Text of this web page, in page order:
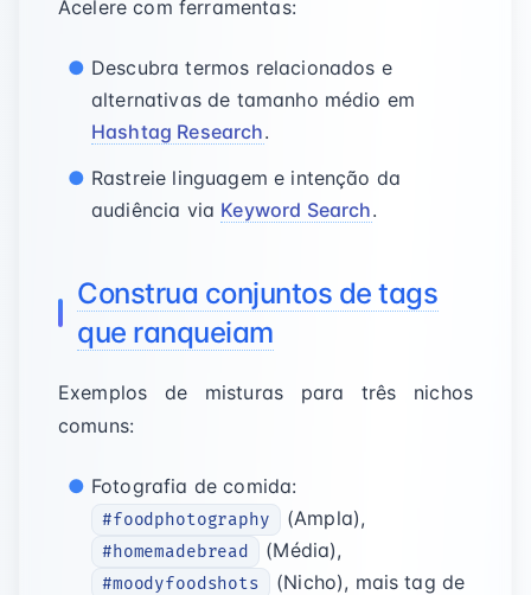
Acelere com ferramentas:
Descubra termos relacionados e
alternativas de tamanho médio em
Hashtag Research.
Rastreie linguagem e intenção da
audiência via Keyword Search.
Construa conjuntos de tags
que ranqueiam
Exemplos de misturas para três nichos
comuns:
Fotografia de comida:
#foodphotography (Ampla),
#homemadebread (Média),
#moodyfoodshots
(Nicho), mais tag de